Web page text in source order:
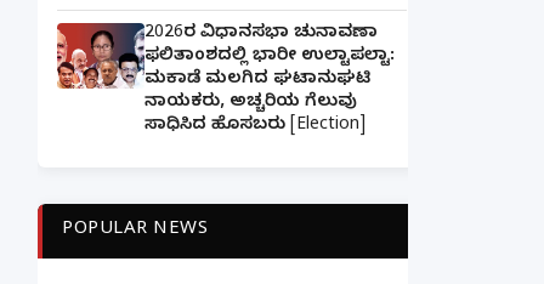
2026ರ ವಿಧಾನಸಭಾ ಚುನಾವಣಾ
ಫಲಿತಾಂಶದಲ್ಲಿ ಭಾರೀ ಉಲ್ಟಾಪಲ್ಟಾ:
ಮಕಾಡೆ ಮಲಗಿದ ಘಟಾನುಘಟಿ
ನಾಯಕರು, ಅಚ್ಚರಿಯ ಗೆಲುವು
ಸಾಧಿಸಿದ ಹೊಸಬರು [Election]
POPULAR NEWS